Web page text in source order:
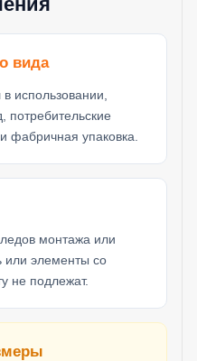
вида
использовании,
потребительские
фабричная упаковка.
монтажа или
или элементы со
не подлежат.